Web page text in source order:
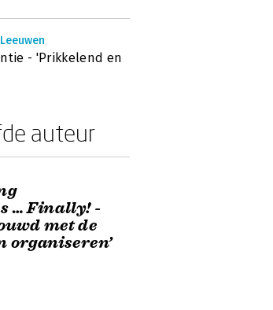
- 'Prikkelend en
auteur
… Finally! -
met de
organiseren’